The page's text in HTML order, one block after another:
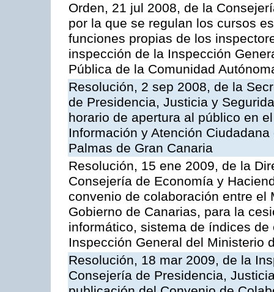
Orden, 21 jul 2008, de la
por la que se regulan los cursos
funciones propias de los
inspección de la Inspección
Pública de la Comunidad
Resolución, 2 sep 2008, de la
de Presidencia, Justicia y
horario de apertura al público en
Información y Atención
Palmas de Gran Canaria
Resolución, 15 ene 2009, de la
Consejería de Economía y
convenio de colaboración entre
Gobierno de Canarias, para la
informático, sistema de índices
Inspección General del Ministerio
Resolución, 18 mar 2009, de la
Consejería de Presidencia,